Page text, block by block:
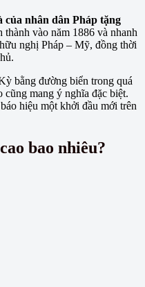
nhân dân Pháp tặng
vào năm 1886 và nhanh
nghị Pháp – Mỹ, đồng thời
bằng đường biển trong quá
mang ý nghĩa đặc biệt.
hiệu một khởi đầu mới trên
bao nhiêu?